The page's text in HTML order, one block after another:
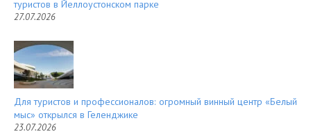
туристов в Йеллоустонском парке
27.07.2026
Для туристов и профессионалов: огромный винный центр «Белый
мыс» открылся в Геленджике
23.07.2026